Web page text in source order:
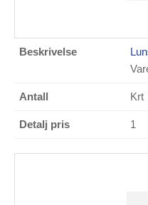
Krt
1